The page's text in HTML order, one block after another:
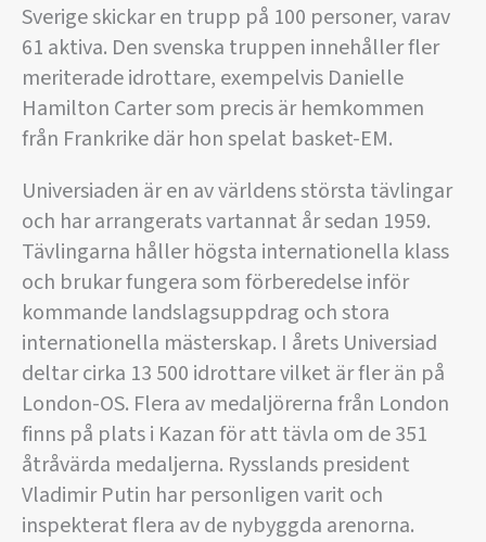
Sverige skickar en trupp på 100 personer, varav
61 aktiva. Den svenska truppen innehåller fler
meriterade idrottare, exempelvis Danielle
Hamilton Carter som precis är hemkommen
från Frankrike där hon spelat basket-EM.
Universiaden är en av världens största tävlingar
och har arrangerats vartannat år sedan 1959.
Tävlingarna håller högsta internationella klass
och brukar fungera som förberedelse inför
kommande landslagsuppdrag och stora
internationella mästerskap. I årets Universiad
deltar cirka 13 500 idrottare vilket är fler än på
London-OS. Flera av medaljörerna från London
finns på plats i Kazan för att tävla om de 351
åtråvärda medaljerna. Rysslands president
Vladimir Putin har personligen varit och
inspekterat flera av de nybyggda arenorna.